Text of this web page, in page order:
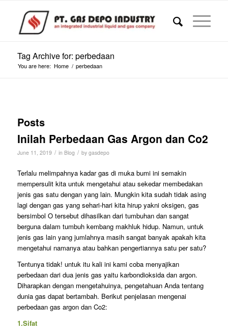
Tag Archive for: perbedaan
You are here: Home / perbedaan
Posts
Inilah Perbedaan Gas Argon dan Co2
June 11, 2019 / in Blog / by gasdepo
Terlalu melimpahnya kadar gas di muka bumi ini semakin
mempersulit kita untuk mengetahui atau sekedar membedakan
jenis gas satu dengan yang lain. Mungkin kita sudah tidak asing
lagi dengan gas yang sehari-hari kita hirup yakni oksigen, gas
bersimbol O tersebut dihasilkan dari tumbuhan dan sangat
berguna dalam tumbuh kembang makhluk hidup. Namun, untuk
jenis gas lain yang jumlahnya masih sangat banyak apakah kita
mengetahui namanya atau bahkan pengertiannya satu per satu?
Tentunya tidak! untuk itu kali ini kami coba menyajikan
perbedaan dari dua jenis gas yaitu karbondioksida dan argon.
Diharapkan dengan mengetahuinya, pengetahuan Anda tentang
dunia gas dapat bertambah. Berikut penjelasan mengenai
perbedaan gas argon dan Co2:
1.Sifat